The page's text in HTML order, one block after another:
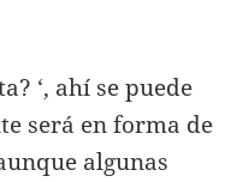
‘, ahí se puede
será en forma de
algunas